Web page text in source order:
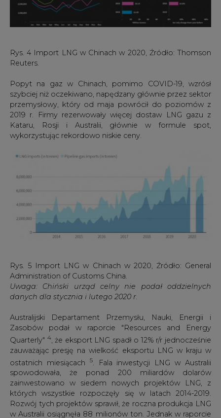
Administration of Customs China.
Uwaga: Chiński urząd celny nie podał oddzielnych
danych dla stycznia i lutego 2020 r.
Australijski Departament Przemysłu, Nauki, Energii i
Zasobów podał w raporcie "Resources and Energy
ostatnich miesiącach
. Fala inwestycji LNG w Australii
spowodowała, że ponad 200 miliardów dolarów
zainwestowano w siedem nowych projektów LNG, z
których wszystkie rozpoczęły się w latach 2014-2019.
Rozwój tych projektów sprawił, że roczna produkcja LNG
w Australii osiągnęła 88 milionów ton. Jednak w raporcie
stwierdzono, że dostawy LNG z Australii między
mocy produkcyjnych Australii nieznacznie spadnie w
2020 r. Według raportu, niektórzy kupujący skorzystali ze
swoich praw do ograniczenia zakontraktowanych
zakupów o około 10% w 2020 r., a niektóre z już
tańsze ładunki spot.